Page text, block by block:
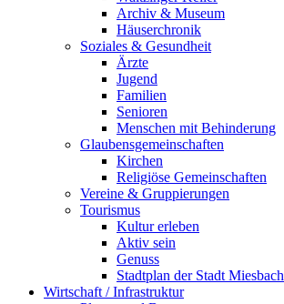
Archiv & Museum
Häuserchronik
Soziales & Gesundheit
Ärzte
Jugend
Familien
Senioren
Menschen mit Behinderung
Glaubensgemeinschaften
Kirchen
Religiöse Gemeinschaften
Vereine & Gruppierungen
Tourismus
Kultur erleben
Aktiv sein
Genuss
Stadtplan der Stadt Miesbach
Wirtschaft / Infrastruktur